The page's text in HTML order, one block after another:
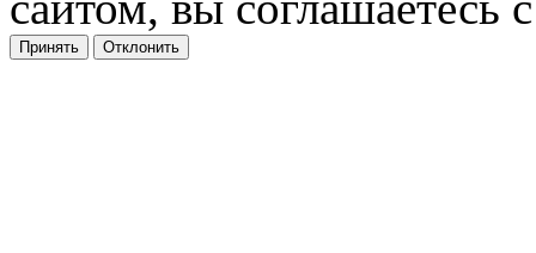
Принять Отклонить